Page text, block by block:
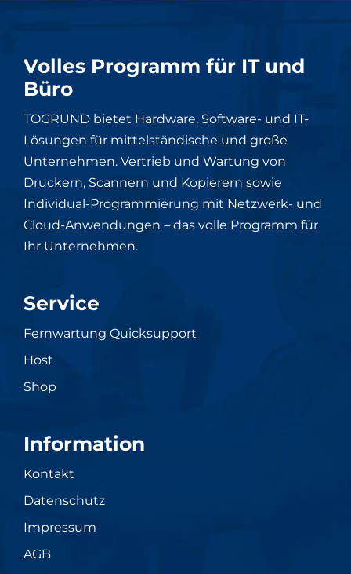
Volles Programm für IT und
Büro
TOGRUND bietet Hardware, Software- und IT-
Lösungen für mittelständische und große
Unternehmen. Vertrieb und Wartung von
Druckern, Scannern und Kopierern sowie
Individual-Programmierung mit Netzwerk- und
Cloud-Anwendungen – das volle Programm für
Ihr Unternehmen.
Service
Fernwartung Quicksupport
Host
Shop
Information
Kontakt
Datenschutz
Impressum
AGB